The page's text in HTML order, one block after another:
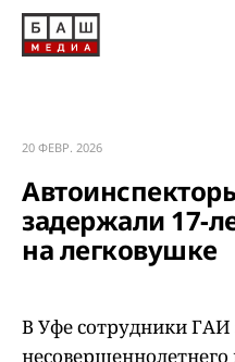
20 ФЕВР. 2026
задержали 17-
на легковушке
В Уфе сотрудники